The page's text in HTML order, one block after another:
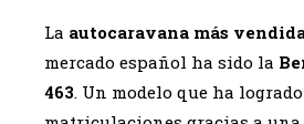
La autocaravana más
mercado español ha sido la
463. Un modelo que ha